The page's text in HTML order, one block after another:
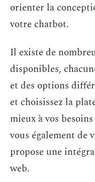
orienter la
votre chatbot.
Il existe de
disponibles,
et des options
et choisissez la
mieux à vos
vous également de
propose une
web.